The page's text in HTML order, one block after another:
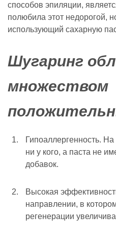
способов эпиляции,
полюбила этот недорогой,
использующий сахарную
Шугаринг
множеством
Гипоаллергенность.
ни у кого, а паста не
добавок.
Высокая
направлении, в
регенерации